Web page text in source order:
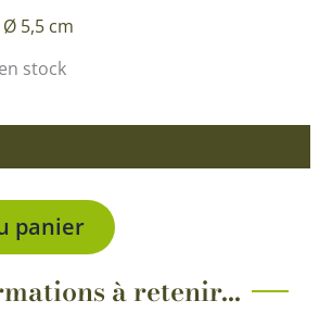
5,5 cm
stock
panier
à retenir...